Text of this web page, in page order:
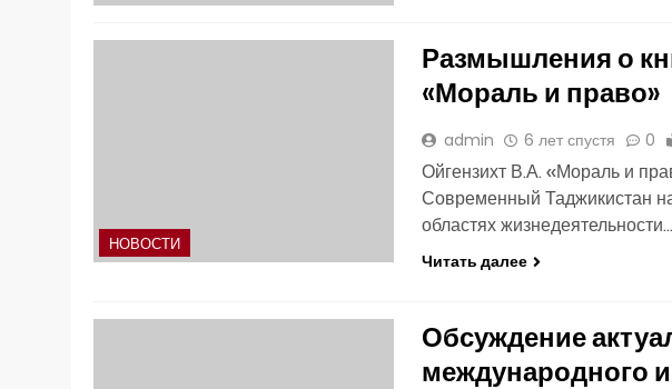
НОВОСТИ
Размышления о
«Мораль и право»
admin 6 лет спустя 0
Ойгензихт В.А. «Мораль и
Современный Таджикистан
областях жизнедеятельности…
Читать далее
Обсуждение
международного